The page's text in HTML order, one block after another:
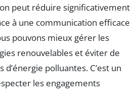
peut réduire significativement
à une communication efficace
pouvons mieux gérer les
renouvelables et éviter de
polluantes. C’est un
les engagements